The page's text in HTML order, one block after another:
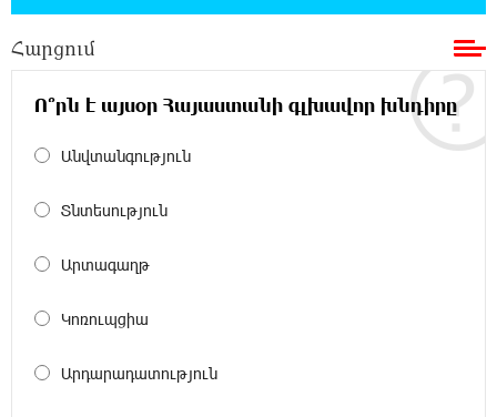
Սամվել Կարապետյանի տեսլականը
քաղաքականություն․ Արամ Վարդևանյան
12:01:33 6-08-2026
Մեդիչիների հետքը նաև գինեգործության
մեջ. «Փաստ»
11:53:22 6-08-2026
ողորմածությանը, պայքարիր մինչև վերջ.
«Չեմ վերադառնալու փաստաբանական
Հարցում
Ո՞րն է այսօր Հայաստանի գլխավոր խնդիրը
Անվտանգություն
Տնտեսություն
Արտագաղթ
Կոռուպցիա
Արդարադատություն